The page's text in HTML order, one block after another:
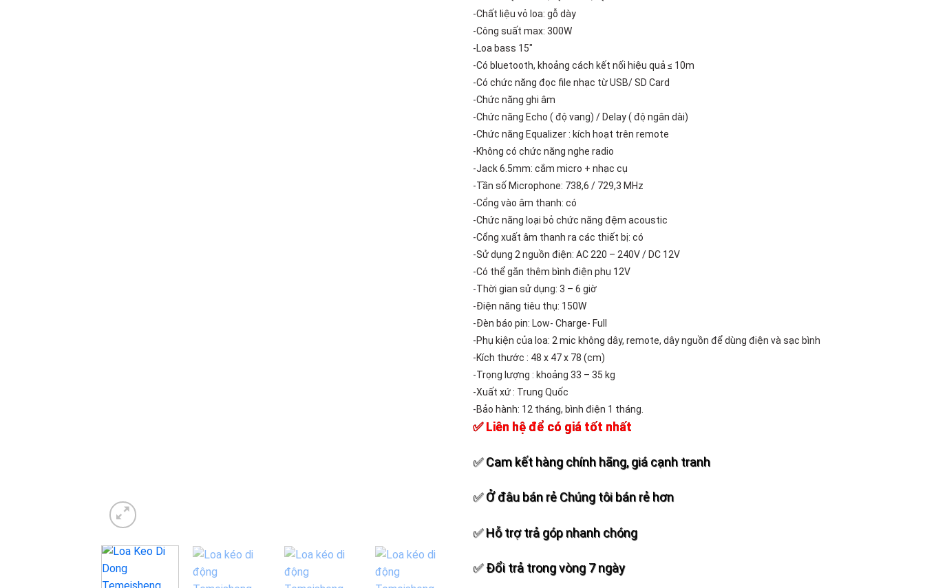
-Chất liệu vỏ loa: gỗ dày
-Công suất max: 300W
-Loa bass 15″
-Có bluetooth, khoảng cách kết nối hiệu quả ≤ 10m
-Có chức năng đọc file nhạc từ USB/ SD Card
-Chức năng ghi âm
-Chức năng Echo ( độ vang) / Delay ( độ ngân dài)
-Chức năng Equalizer : kích hoạt trên remote
-Không có chức năng nghe radio
-Jack 6.5mm: cắm micro + nhạc cụ
-Tần số Microphone: 738,6 / 729,3 MHz
-Cổng vào âm thanh: có
-Chức năng loại bỏ chức năng đệm acoustic
-Cổng xuất âm thanh ra các thiết bị: có
-Sử dụng 2 nguồn điện: AC 220 – 240V / DC 12V
-Có thể gắn thêm bình điện phụ 12V
-Thời gian sử dụng: 3 – 6 giờ
-Điện năng tiêu thụ: 150W
-Đèn báo pin: Low- Charge- Full
-Phụ kiện của loa: 2 mic không dây, remote, dây nguồn để dùng điện và sạc bình
-Kích thước : 48 x 47 x 78 (cm)
-Trọng lượng : khoảng 33 – 35 kg
-Xuất xứ : Trung Quốc
-Bảo hành: 12 tháng, bình điện 1 tháng.
✅ Liên hệ để có giá tốt nhất
✅ Cam kết hàng chính hãng, giá cạnh tranh
✅ Ở đâu bán rẻ Chúng tôi bán rẻ hơn
✅ Hỗ trợ trả góp nhanh chóng
✅ Đổi trả trong vòng 7 ngày